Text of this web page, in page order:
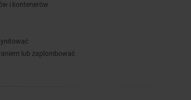
i kontenerów
lub zaplombować